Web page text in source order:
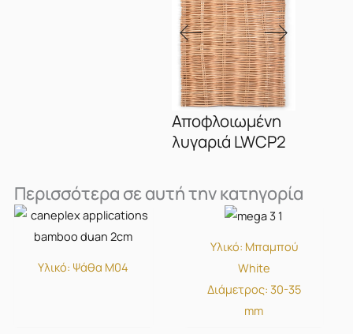
Αποφλοιωμένη
λυγαριά LWCP2
Περισσότερα σε αυτή την κατηγορία
Υλικό: Ψάθα Μ04
Υλικό: Μπαμπού
White
Διάμετρος: 30-35
mm